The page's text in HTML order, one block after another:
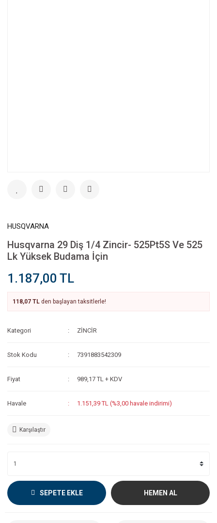
HUSQVARNA
Husqvarna 29 Diş 1/4 Zincir- 525Pt5S Ve 525
Lk Yüksek Budama İçin
1.187,00 TL
118,07 TL den başlayan taksitlerle!
Kategori ZİNCİR
Stok Kodu 7391883542309
Fiyat 989,17 TL + KDV
Havale 1.151,39 TL (%3,00 havale indirimi)
Karşılaştır
SEPETE EKLE HEMEN AL